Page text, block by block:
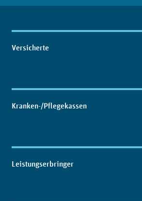
Inhaltsübersicht
Versicherte
Kranken-/Pflegekassen
Leistungserbringer